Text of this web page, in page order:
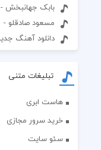
بابک جهانبخش -
مسعود صادقلو -
دانلود آهنگ
تبلیغات متنی
هاست ابری
خرید سرور مجازی
سئو سایت